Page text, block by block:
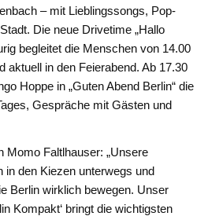
– mit Lieblingssongs, Pop-
Die neue Drivetime „Hallo
begleitet die Menschen von 14.00
aktuell in den Feierabend. Ab 17.30
Hoppe in „Guten Abend Berlin“ die
Gespräche mit Gästen und
Momo Faltlhauser: „Unsere
in den Kiezen unterwegs und
Berlin wirklich bewegen. Unser
Kompakt‘ bringt die wichtigsten